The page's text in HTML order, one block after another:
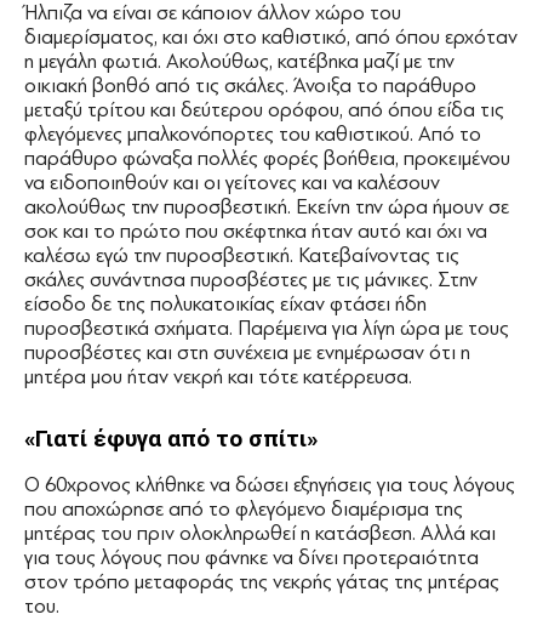
Ήλπιζα να είναι σε κάποιον άλλον χώρο του
διαμερίσματος, και όχι στο καθιστικό, από όπου ερχόταν
η μεγάλη φωτιά. Ακολούθως, κατέβηκα μαζί με την
οικιακή βοηθό από τις σκάλες. Άνοιξα το παράθυρο
μεταξύ τρίτου και δεύτερου ορόφου, από όπου είδα τις
φλεγόμενες μπαλκονόπορτες του καθιστικού. Από το
παράθυρο φώναξα πολλές φορές βοήθεια, προκειμένου
να ειδοποιηθούν και οι γείτονες και να καλέσουν
ακολούθως την πυροσβεστική. Εκείνη την ώρα ήμουν σε
σοκ και το πρώτο που σκέφτηκα ήταν αυτό και όχι να
καλέσω εγώ την πυροσβεστική. Κατεβαίνοντας τις
σκάλες συνάντησα πυροσβέστες με τις μάνικες. Στην
είσοδο δε της πολυκατοικίας είχαν φτάσει ήδη
πυροσβεστικά σχήματα. Παρέμεινα για λίγη ώρα με τους
πυροσβέστες και στη συνέχεια με ενημέρωσαν ότι η
μητέρα μου ήταν νεκρή και τότε κατέρρευσα.
«Γιατί έφυγα από το σπίτι»
Ο 60χρονος κλήθηκε να δώσει εξηγήσεις για τους λόγους
που αποχώρησε από το φλεγόμενο διαμέρισμα της
μητέρας του πριν ολοκληρωθεί η κατάσβεση. Αλλά και
για τους λόγους που φάνηκε να δίνει προτεραιότητα
στον τρόπο μεταφοράς της νεκρής γάτας της μητέρας
του.